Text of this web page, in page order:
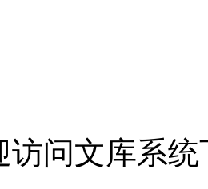
访问文库系统